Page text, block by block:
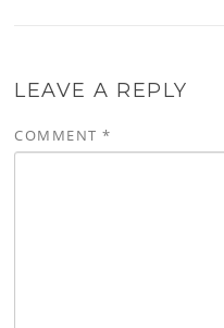
LEAVE A REPLY
COMMENT*